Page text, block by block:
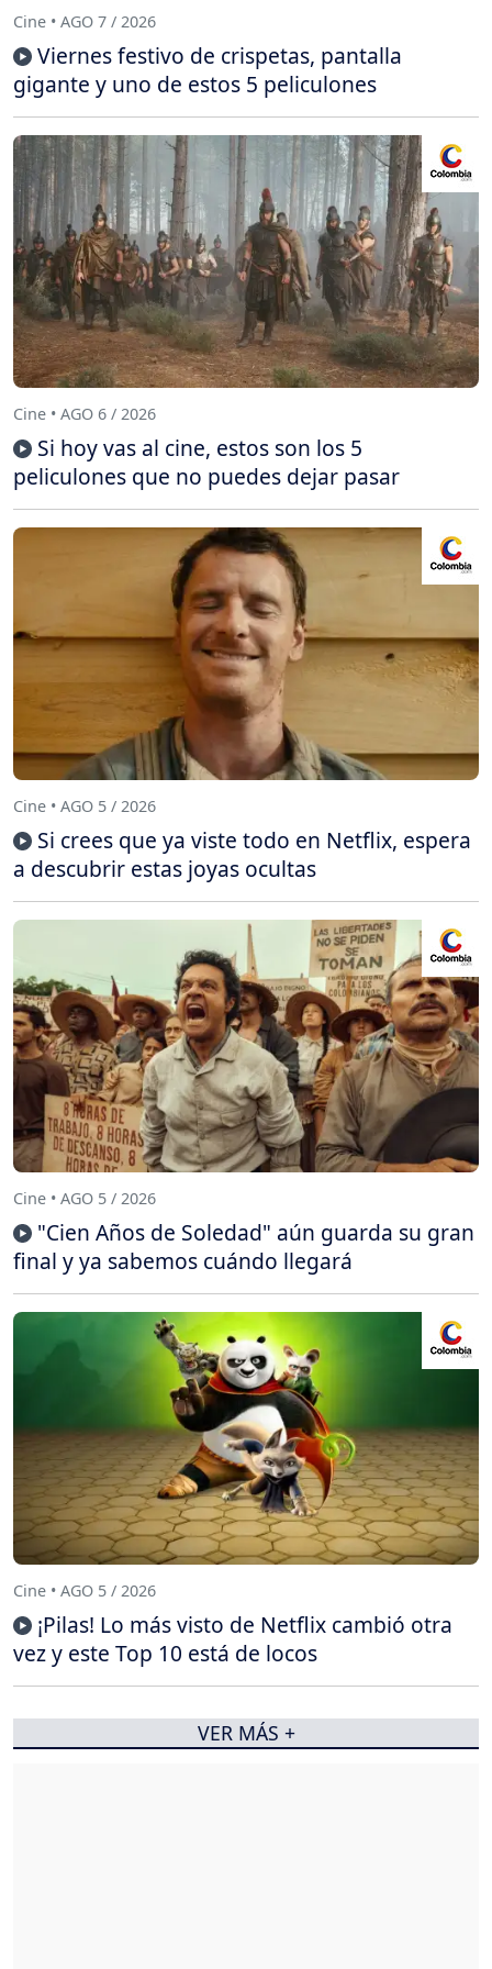
Cine • AGO 7 / 2026
Viernes festivo de crispetas, pantalla
gigante y uno de estos 5 peliculones
Cine • AGO 6 / 2026
Si hoy vas al cine, estos son los 5
peliculones que no puedes dejar pasar
Cine • AGO 5 / 2026
Si crees que ya viste todo en Netflix, espera
a descubrir estas joyas ocultas
Cine • AGO 5 / 2026
"Cien Años de Soledad" aún guarda su gran
final y ya sabemos cuándo llegará
Cine • AGO 5 / 2026
¡Pilas! Lo más visto de Netflix cambió otra
vez y este Top 10 está de locos
VER MÁS +